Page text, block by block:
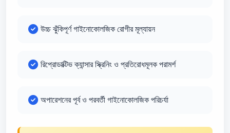
উচ্চ ঝুঁকিপূর্ণ গাইনোকোলজিক রোগীর মূল্যায়ন
রিপ্রোডাক্টিভ ক্যান্সার স্ক্রিনিং ও প্রতিরোধমূলক পরামর্শ
অপারেশনের পূর্ব ও পরবর্তী গাইনোকোলজিক পরিচর্যা